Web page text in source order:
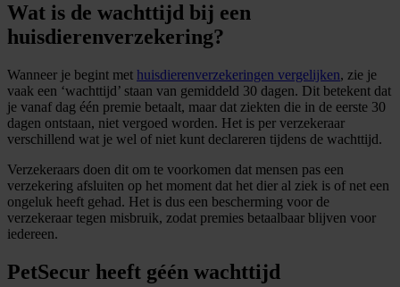
Wat is de wachttijd bij een
huisdierenverzekering?
Wanneer je begint met huisdierenverzekeringen vergelijken, zie je
vaak een ‘wachttijd’ staan van gemiddeld 30 dagen. Dit betekent dat
je vanaf dag één premie betaalt, maar dat ziekten die in de eerste 30
dagen ontstaan, niet vergoed worden. Het is per verzekeraar
verschillend wat je wel of niet kunt declareren tijdens de wachttijd.
Verzekeraars doen dit om te voorkomen dat mensen pas een
verzekering afsluiten op het moment dat het dier al ziek is of net een
ongeluk heeft gehad. Het is dus een bescherming voor de
verzekeraar tegen misbruik, zodat premies betaalbaar blijven voor
iedereen.
PetSecur heeft géén wachttijd